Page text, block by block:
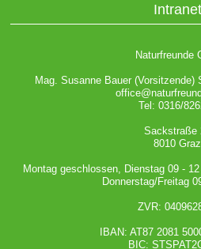
Intranet
Naturfreunde
Mag. Susanne Bauer (Vorsitzende)
Tel: 0316/
Sackstraße
8010 Graz
Montag geschlossen, Dienstag 09 -
Donnerstag/Freitag
ZVR:
IBAN: AT87 2081
BIC: